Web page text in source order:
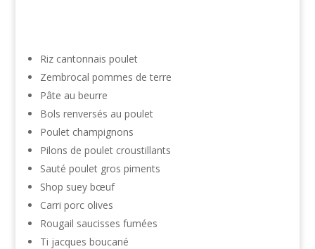
Riz cantonnais poulet
Zembrocal pommes de terre
Pâte au beurre
Bols renversés au poulet
Poulet champignons
Pilons de poulet croustillants
Sauté poulet gros piments
Shop suey bœuf
Carri porc olives
Rougail saucisses fumées
Ti jacques boucané